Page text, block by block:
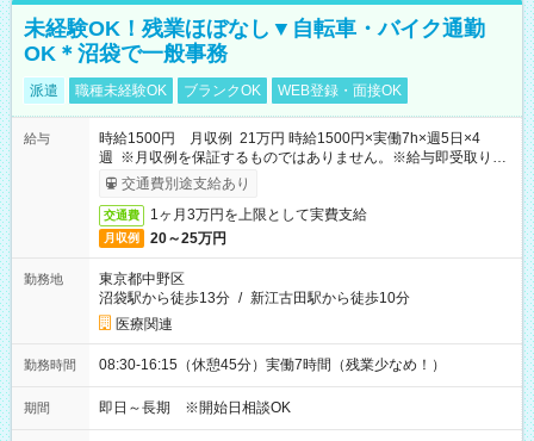
未経験OK！残業ほぼなし▼自転車・バイク通勤
OK＊沼袋で一般事務
派遣 職種未経験OK ブランクOK WEB登録・面接OK
給与
時給1500円 月収例 21万円 時給1500円×実働7h×週5日×4
週 ※月収例を保証するものではありません。※給与即受取りサ
ービス利用可（利用条件有）
交通費別途支給あり
交通費 1ヶ月3万円を上限として実費支給
月収例 20～25万円
勤務地
東京都中野区
沼袋駅から徒歩13分 / 新江古田駅から徒歩10分
医療関連
勤務時間 08:30-16:15（休憩45分）実働7時間（残業少なめ！）
期間 即日～長期 ※開始日相談OK